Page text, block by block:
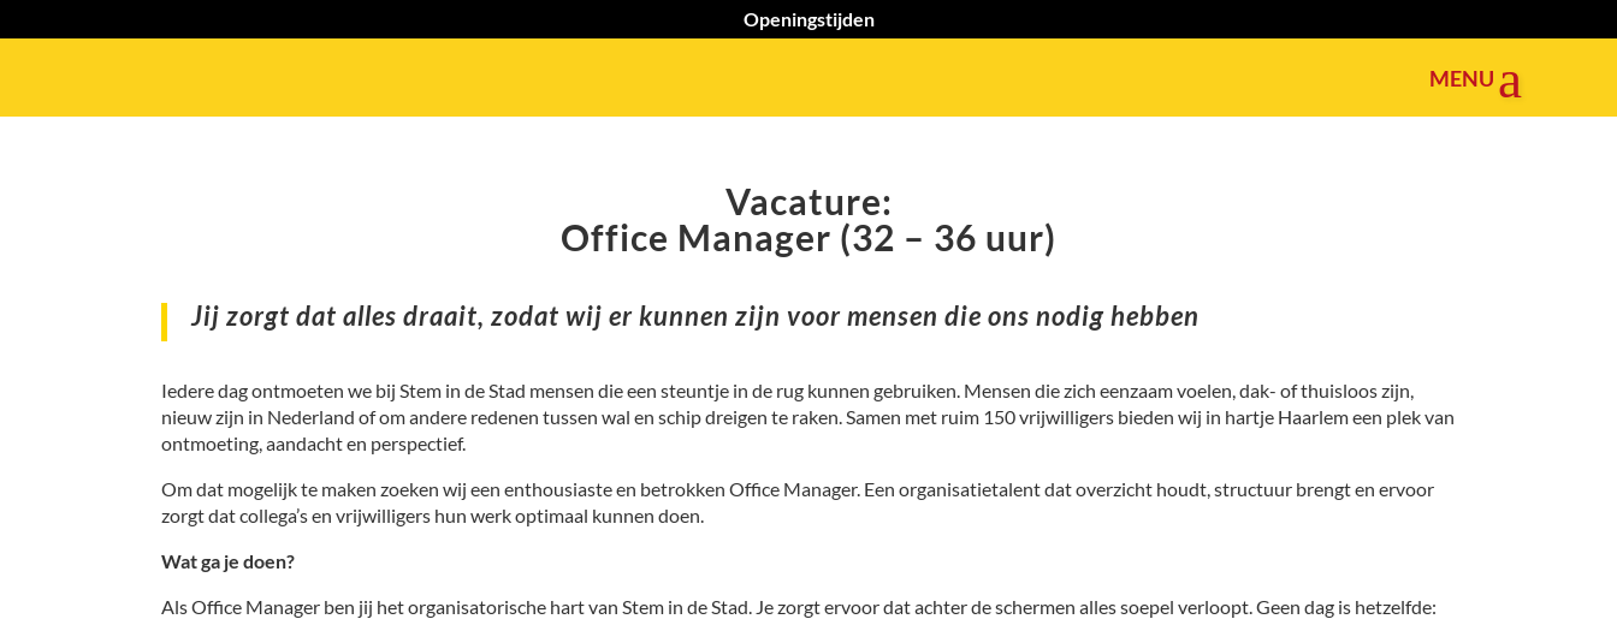
Openingstijden
Vacature:
Office Manager (32 – 36 uur)
Jij zorgt dat alles draait, zodat wij er kunnen zijn voor mensen die ons nodig hebben
Iedere dag ontmoeten we bij Stem in de Stad mensen die een steuntje in de rug kunnen gebruiken. Mensen die zich eenzaam voelen, dak- of thuisloos zijn,
nieuw zijn in Nederland of om andere redenen tussen wal en schip dreigen te raken. Samen met ruim 150 vrijwilligers bieden wij in hartje Haarlem een plek van
ontmoeting, aandacht en perspectief.
Om dat mogelijk te maken zoeken wij een enthousiaste en betrokken Office Manager. Een organisatietalent dat overzicht houdt, structuur brengt en ervoor
zorgt dat collega’s en vrijwilligers hun werk optimaal kunnen doen.
Wat ga je doen?
Als Office Manager ben jij het organisatorische hart van Stem in de Stad. Je zorgt ervoor dat achter de schermen alles soepel verloopt. Geen dag is hetzelfde: